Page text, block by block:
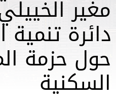
مغير
دائرة تنمية
حول حزمة
السكنية